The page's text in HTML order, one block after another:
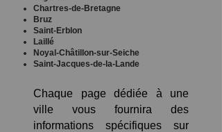
Chartres-de-Bretagne
Bruz
Saint-Erblon
Laillé
Noyal-Châtillon-sur-Seiche
Saint-Jacques-de-la-Lande
Chaque page dédiée à une
ville vous fournira des
informations spécifiques sur